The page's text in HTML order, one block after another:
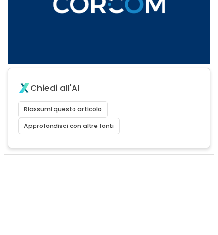
Chiedi all'AI
Riassumi questo articolo
Approfondisci con altre fonti